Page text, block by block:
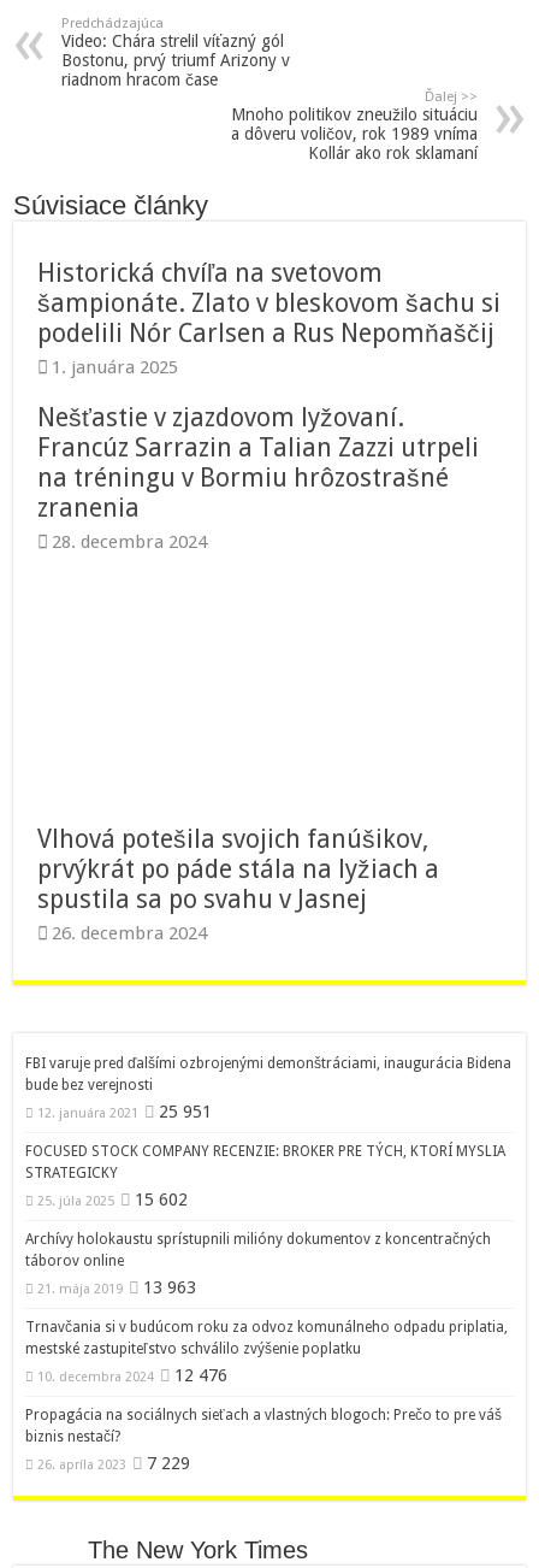
Predchádzajúca
Video: Chára strelil víťazný gól
Bostonu, prvý triumf Arizony v
riadnom hracom čase
Ďalej >>
Mnoho politikov zneužilo situáciu
a dôveru voličov, rok 1989 vníma
Kollár ako rok sklamaní
Súvisiace články
Historická chvíľa na svetovom
šampionáte. Zlato v bleskovom šachu si
podelili Nór Carlsen a Rus Nepomňaščij
1. januára 2025
Nešťastie v zjazdovom lyžovaní.
Francúz Sarrazin a Talian Zazzi utrpeli
na tréningu v Bormiu hrôzostrašné
zranenia
28. decembra 2024
Vlhová potešila svojich fanúšikov,
prvýkrát po páde stála na lyžiach a
spustila sa po svahu v Jasnej
26. decembra 2024
FBI varuje pred ďalšími ozbrojenými demonštráciami, inaugurácia Bidena
bude bez verejnosti
12. januára 2021 25 951
FOCUSED STOCK COMPANY RECENZIE: BROKER PRE TÝCH, KTORÍ MYSLIA
STRATEGICKY
25. júla 2025 15 602
Archívy holokaustu sprístupnili milióny dokumentov z koncentračných
táborov online
21. mája 2019 13 963
Trnavčania si v budúcom roku za odvoz komunálneho odpadu priplatia,
mestské zastupiteľstvo schválilo zvýšenie poplatku
10. decembra 2024 12 476
Propagácia na sociálnych sieťach a vlastných blogoch: Prečo to pre váš
biznis nestačí?
26. apríla 2023 7 229
The New York Times